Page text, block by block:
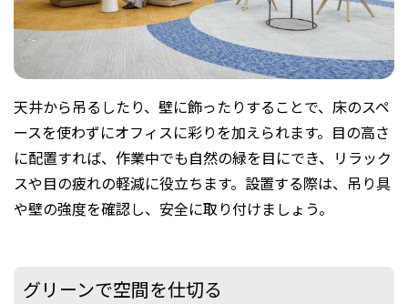
天井から吊るしたり、壁に飾ったりすることで、床のスペ
ースを使わずにオフィスに彩りを加えられます。目の高さ
に配置すれば、作業中でも自然の緑を目にでき、リラック
スや目の疲れの軽減に役立ちます。設置する際は、吊り具
や壁の強度を確認し、安全に取り付けましょう。
グリーンで空間を仕切る